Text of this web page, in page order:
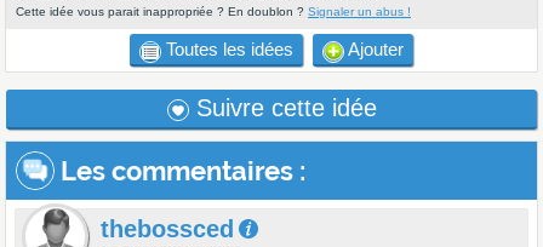
Cette idée vous parait inappropriée ? En doublon ? Signaler un abus !
Toutes les idées Ajouter
Suivre cette idée
Les commentaires :
thebossced